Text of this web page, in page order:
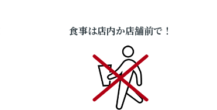
食事は店内か店舗前で！